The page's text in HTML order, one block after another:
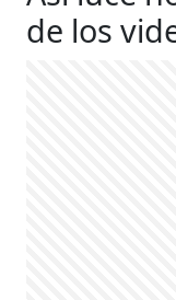
de los